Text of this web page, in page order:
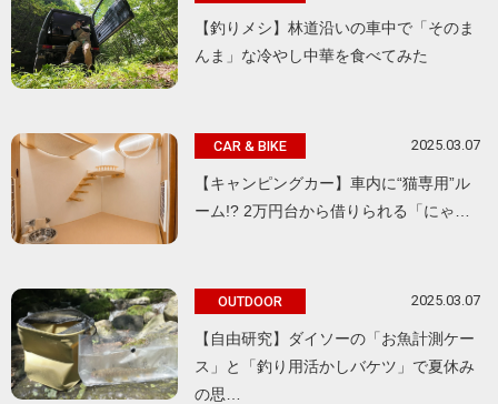
【釣りメシ】林道沿いの車中で「そのま
んま」な冷やし中華を食べてみた
CAR & BIKE 2025.03.07
【キャンピングカー】車内に“猫専用”ル
ーム!? 2万円台から借りられる「にゃ…
OUTDOOR 2025.03.07
【自由研究】ダイソーの「お魚計測ケー
ス」と「釣り用活かしバケツ」で夏休み
の思…